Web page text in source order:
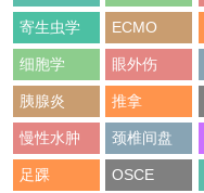
寄生虫学 ECMO
细胞学 眼外伤
胰腺炎 推拿
慢性水肿 颈椎间盘
足踝 OSCE